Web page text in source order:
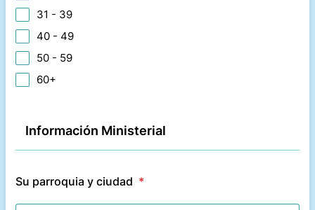
31 - 39
40 - 49
50 - 59
60+
Información Ministerial
Su parroquia y ciudad *